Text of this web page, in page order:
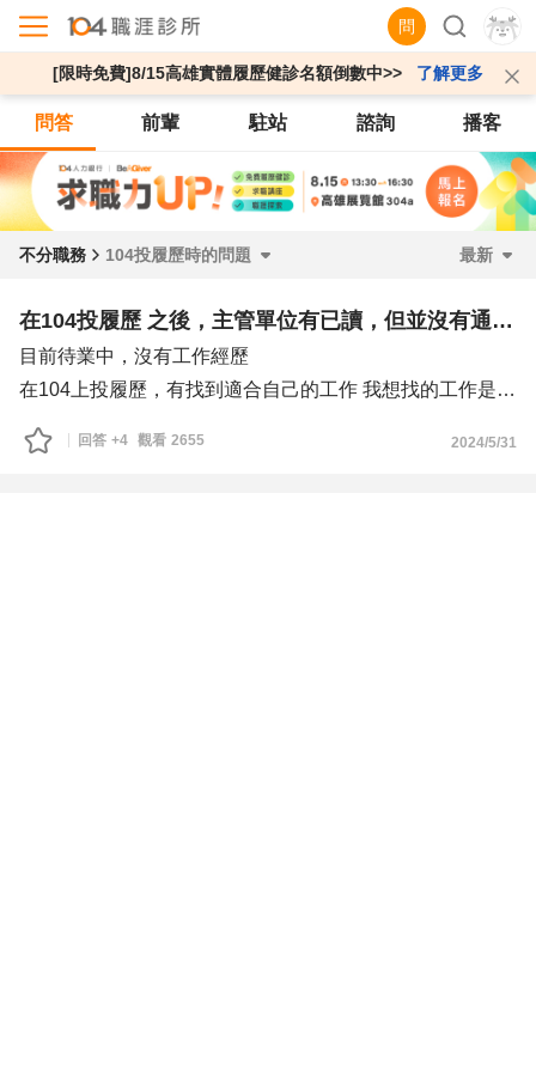
問
[限時免費]8/15高雄實體履歷健診名額倒數中>> 了解更多
問答 前輩 駐站 諮詢 播客
不分職務 104投履歷時的問題 最新
在104投履歷 之後，主管單位有已讀，但並沒有通知我面試
目前待業中，沒有工作經歷
在104上投履歷，有找到適合自己的工作 我想找的工作是行
政人員，洗碗人員 等等 ，投履歷時企業有讀取，但沒有回
應 這種現象超過7天以上都沒有結果，而且不只一次這樣，
回答 +4 觀看 2655 2024/5/31